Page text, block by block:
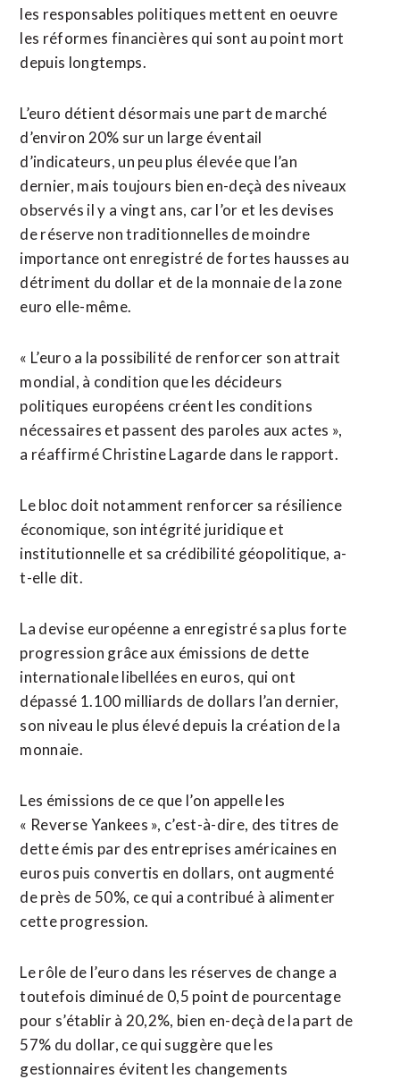
les responsables politiques mettent en ‌oeuvre
les réformes financières qui ‌sont au point mort
depuis longtemps.
L’euro détient désormais une part de marché
d’environ 20% sur un large éventail
d’indicateurs, un peu plus élevée que l’an
dernier, mais toujours bien en-deçà des niveaux
observés il y a vingt ans, ​car l’or et les devises
de réserve non traditionnelles de moindre
importance ont enregistré de fortes hausses au
détriment du dollar et de la monnaie de la zone
euro elle-même.
« L’euro a la possibilité de renforcer son attrait
mondial, à condition que les décideurs
politiques européens créent les conditions
nécessaires et passent des paroles aux actes »,
a réaffirmé Christine Lagarde dans le rapport.
Le bloc doit notamment renforcer sa résilience
⁠économique, son intégrité juridique et
institutionnelle et sa crédibilité géopolitique, a-
t-elle dit.
La devise européenne a enregistré sa plus forte
progression grâce ⁠aux émissions de dette
internationale libellées en euros, qui ont
dépassé 1.100 milliards de dollars l’an dernier,
son niveau le plus élevé depuis la création de la
monnaie.
Les émissions de ce que l’on appelle les
« Reverse Yankees », c’est-à-dire, des titres de
dette émis par des entreprises américaines en
euros puis convertis en dollars, ont augmenté
de près de 50%, ce qui a contribué à ⁠alimenter
‌cette progression.
Le rôle de l’euro dans les réserves de change a
toutefois diminué de 0,5 point de ⁠pourcentage
pour s’établir à 20,2%, bien en-deçà de la part de
57% du dollar, ​ce qui suggère que ​les
gestionnaires évitent les changements